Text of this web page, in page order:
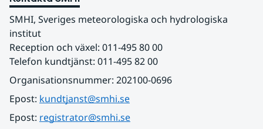
SMHI, Sveriges meteorologiska och hydrologiska
institut
Reception och växel: 011-495 80 00
Telefon kundtjänst: 011-495 82 00
Organisationsnummer: 202100-0696
Epost: kundtjanst@smhi.se
Epost: registrator@smhi.se